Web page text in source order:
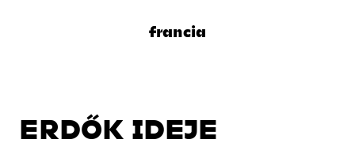
francia
ERDŐK IDEJE